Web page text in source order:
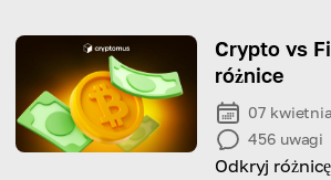
wszystko, od
blockchaina
Crypto vs
różnice
07
456 uwagi
Odkryj